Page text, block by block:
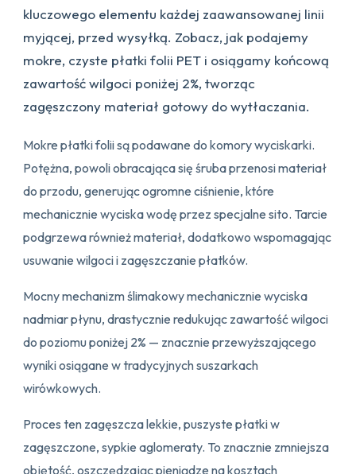
kluczowego elementu każdej zaawansowanej linii
myjącej, przed wysyłką. Zobacz, jak podajemy
mokre, czyste płatki folii PET i osiągamy końcową
zawartość wilgoci poniżej 2%, tworząc
zagęszczony materiał gotowy do wytłaczania.
Mokre płatki folii są podawane do komory wyciskarki.
Potężna, powoli obracająca się śruba przenosi materiał
do przodu, generując ogromne ciśnienie, które
mechanicznie wyciska wodę przez specjalne sito. Tarcie
podgrzewa również materiał, dodatkowo wspomagając
usuwanie wilgoci i zagęszczanie płatków.
Mocny mechanizm ślimakowy mechanicznie wyciska
nadmiar płynu, drastycznie redukując zawartość wilgoci
do poziomu poniżej 2% — znacznie przewyższającego
wyniki osiągane w tradycyjnych suszarkach
wirówkowych.
Proces ten zagęszcza lekkie, puszyste płatki w
zagęszczone, sypkie aglomeraty. To znacznie zmniejsza
objętość, oszczędzając pieniądze na kosztach